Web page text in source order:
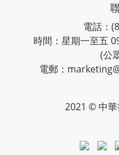
電話：
時間：星期一至五
(公
電郵：
2021 © 中華